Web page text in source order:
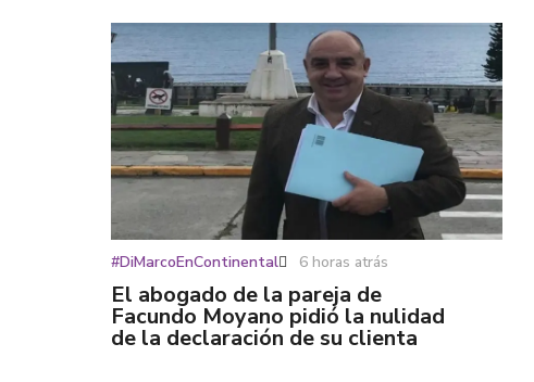
#DiMarcoEnContinental 6 horas atrás
El abogado de la pareja de
Facundo Moyano pidió la nulidad
de la declaración de su clienta